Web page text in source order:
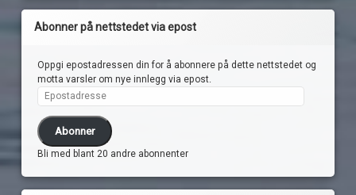
Abonner på nettstedet via epost
Oppgi epostadressen din for å abonnere på dette nettstedet og
motta varsler om nye innlegg via epost.
Epostadresse
Abonner
Bli med blant 20 andre abonnenter